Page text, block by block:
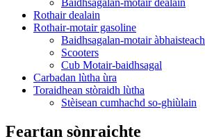
Rothair dealain
Rothair-motair gasoline
Baidhsagalan-motair àbhaisteach
Scooters
Cub Motair-baidhsagal
Carbadan lùtha ùra
Toraidhean stòraidh lùtha
Stèisean cumhachd so-ghiùlain
Feartan sònraichte